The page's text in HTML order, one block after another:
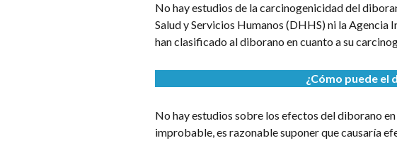
No hay estudios de la carcinogenicidad del
Salud y Servicios Humanos (DHHS) ni la Agencia
han clasificado al diborano en cuanto a su
¿Cómo puede el
No hay estudios sobre los efectos del diborano
improbable, es razonable suponer que causaría